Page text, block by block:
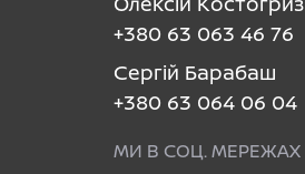
+380 63 063 46 76
Сергій Барабаш
+380 63 064 06 04
МИ В СОЦ. МЕРЕЖАХ